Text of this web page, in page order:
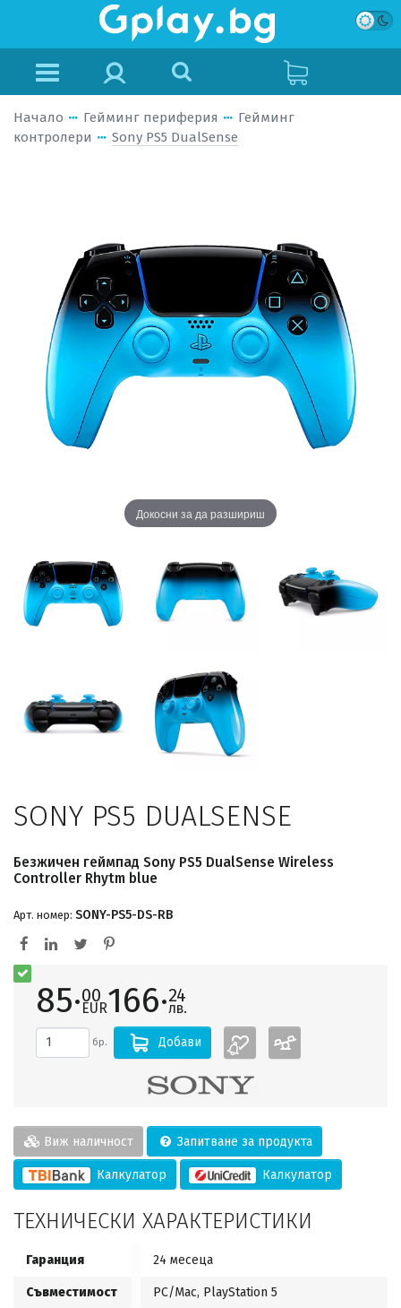
Начало Гейминг периферия
Гейминг
контролери
Sony PS5 DualSense
Докосни за да разшириш
SONY PS5 DUALSENSE
Безжичен геймпад Sony PS5 DualSense Wireless
Controller Rhytm blue
Арт. номер: SONY-PS5-DS-RB
85·00
EUR166·24
лв.
бр. Добави
Виж наличност Запитване за продукта
Калкулатор Калкулатор
ТЕХНИЧЕСКИ ХАРАКТЕРИСТИКИ
Гаранция 24 месеца
Съвместимост PC/Mac, PlayStation 5